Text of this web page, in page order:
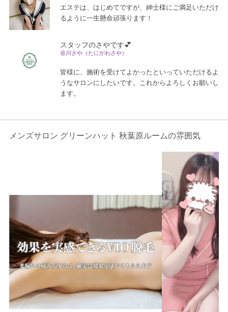
エステは、はじめてですが、紳士様にご満足いただけ
るように一生懸命頑張ります！
スタッフのさやです💕
谷川さや（たにがわさや）
皆様に、施術を受けてよかったといっていただけるよ
うなサロンにしたいです。これからよろしくお願いし
ます。
メンズサロン グリーンハット 秋葉原ルームの雰囲気